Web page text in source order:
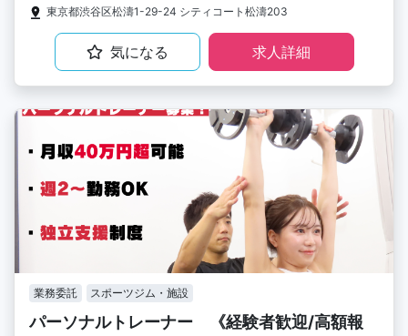
東京都渋谷区松濤1-29-24 シティコート松濤203
気になる 求人詳細
業務委託 スポーツジム・施設
パーソナルトレーナー 《経験者歓迎/高額報